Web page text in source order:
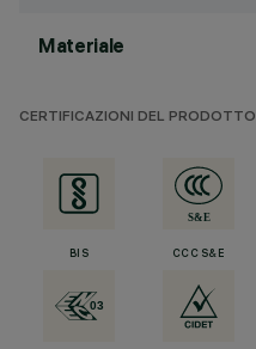
Materiale
CERTIFICAZIONI DEL PRODOTTO
BIS CCC S&E